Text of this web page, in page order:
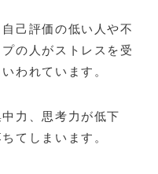
己評価の低い人や不
の人がストレスを受
われています。
力、思考力が低下
てしまいます。